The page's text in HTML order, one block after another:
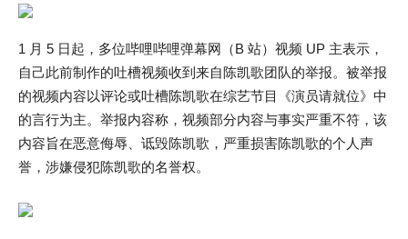
1 月 5 日起，多位哔哩哔哩弹幕网（B 站）视频 UP 主表示，
自己此前制作的吐槽视频收到来自陈凯歌团队的举报。被举报
的视频内容以评论或吐槽陈凯歌在综艺节目《演员请就位》中
的言行为主。举报内容称，视频部分内容与事实严重不符，该
内容旨在恶意侮辱、诋毁陈凯歌，严重损害陈凯歌的个人声
誉，涉嫌侵犯陈凯歌的名誉权。